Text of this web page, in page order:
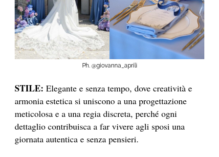
Ph. @giovanna_aprili
STILE: Elegante e senza tempo, dove creatività e
armonia estetica si uniscono a una progettazione
meticolosa e a una regia discreta, perché ogni
dettaglio contribuisca a far vivere agli sposi una
giornata autentica e senza pensieri.